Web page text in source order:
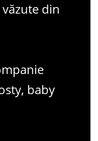
din
baby